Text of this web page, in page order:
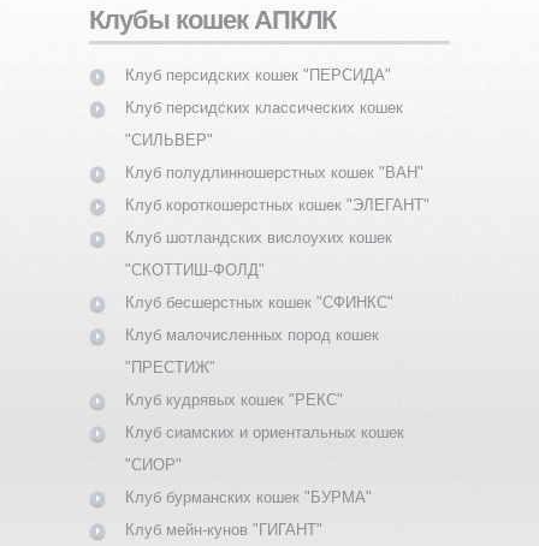
Клубы кошек АПКЛК
Клуб персидских кошек "ПЕРСИДА"
Клуб персидских классических кошек
"СИЛЬВЕР"
Клуб полудлинношерстных кошек "ВАН"
Клуб короткошерстных кошек "ЭЛЕГАНТ"
Клуб шотландских вислоухих кошек
"СКОТТИШ-ФОЛД"
Клуб бесшерстных кошек "СФИНКС"
Клуб малочисленных пород кошек
"ПРЕСТИЖ"
Клуб кудрявых кошек "РЕКС"
Клуб сиамских и ориентальных кошек
"СИОР"
Клуб бурманских кошек "БУРМА"
Клуб мейн-кунов "ГИГАНТ"